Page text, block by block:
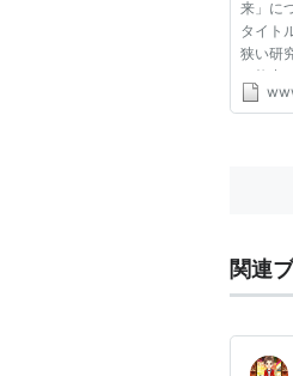
来」に
タイト
狭い研
た能
常の感
関連